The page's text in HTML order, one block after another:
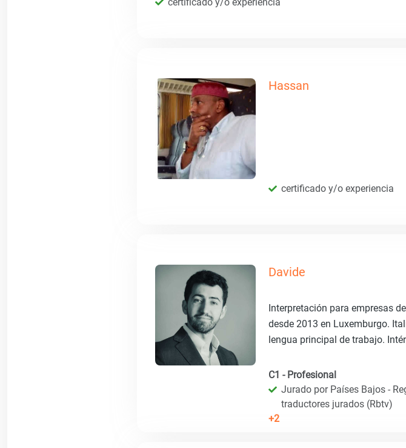
certificado y/o experiencia
Hassan
certificado y/o experiencia
Davide
Interpretación para empresas
desde 2013 en Luxemburgo.
lengua principal de trabajo.
C1 - Profesional
Jurado por Países Bajos -
traductores jurados (Rbtv)
+2